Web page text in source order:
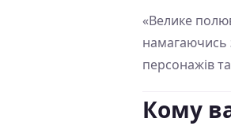
«Велике
намагаючись
персонажів
Кому